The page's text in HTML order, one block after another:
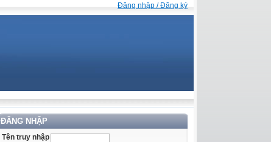
Đăng nhập / Đăng ký
ĐĂNG NHẬP
Tên truy nhập